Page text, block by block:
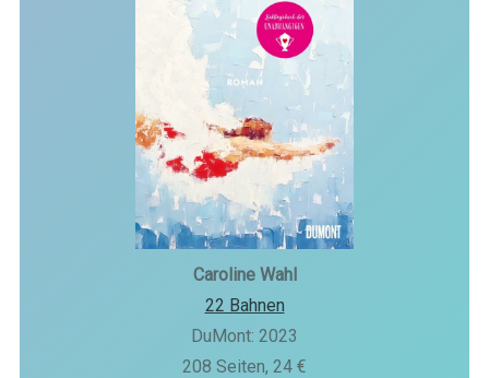
Caroline Wahl
22 Bahnen
DuMont: 2023
208 Seiten, 24 €